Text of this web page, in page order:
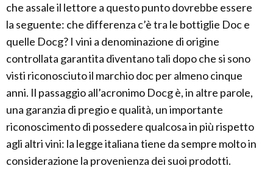
che assale il lettore a questo punto dovrebbe essere
la seguente: che differenza c’è tra le bottiglie Doc e
quelle Docg? I vini a denominazione di origine
controllata garantita diventano tali dopo che si sono
visti riconosciuto il marchio doc per almeno cinque
anni. Il passaggio all’acronimo Docg è, in altre parole,
una garanzia di pregio e qualità, un importante
riconoscimento di possedere qualcosa in più rispetto
agli altri vini: la legge italiana tiene da sempre molto in
considerazione la provenienza dei suoi prodotti.